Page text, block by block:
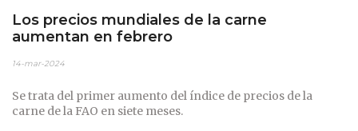
Los precios mundiales de la carne
aumentan en febrero
14-mar-2024
Se trata del primer aumento del índice de precios de la
carne de la FAO en siete meses.